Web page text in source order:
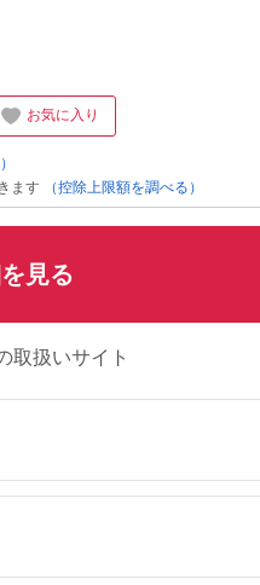
お気に入り
ます
（控除上限額を調べる）
見る
取扱いサイト